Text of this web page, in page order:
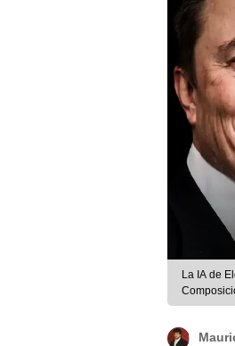
La IA de